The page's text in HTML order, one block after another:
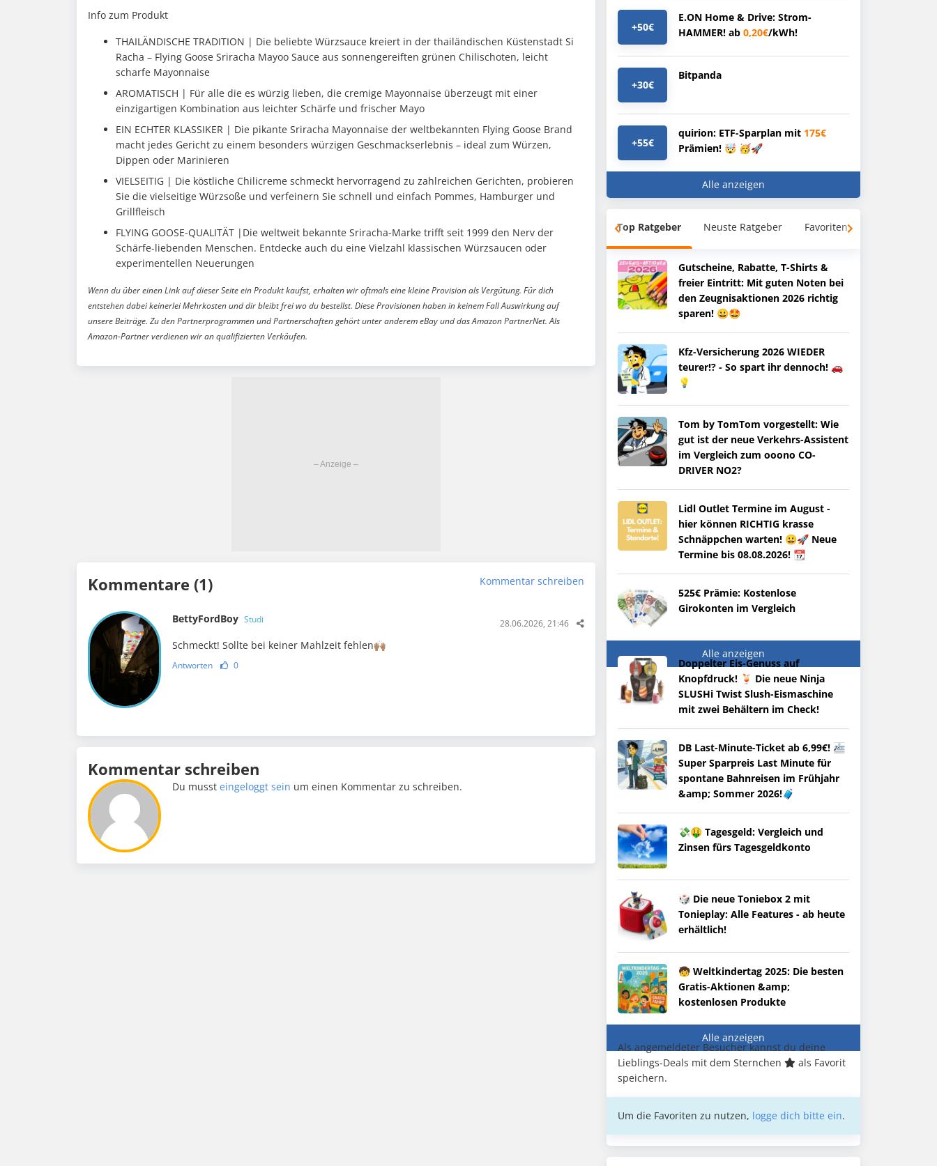
Info zum Produkt
THAILÄNDISCHE TRADITION | Die beliebte Würzsauce kreiert in der thailändischen Küstenstadt Si
Racha – Flying Goose Sriracha Mayoo Sauce aus sonnengereiften grünen Chilischoten, leicht
scharfe Mayonnaise
AROMATISCH | Für alle die es würzig lieben, die cremige Mayonnaise überzeugt mit einer
einzigartigen Kombination aus leichter Schärfe und frischer Mayo
EIN ECHTER KLASSIKER | Die pikante Sriracha Mayonnaise der weltbekannten Flying Goose Brand
macht jedes Gericht zu einem besonders würzigen Geschmackserlebnis – ideal zum Würzen,
Dippen oder Marinieren
VIELSEITIG | Die köstliche Chilicreme schmeckt hervorragend zu zahlreichen Gerichten, probieren
Sie die vielseitige Würzsoße und verfeinern Sie schnell und einfach Pommes, Hamburger und
Grillfleisch
FLYING GOOSE-QUALITÄT |Die weltweit bekannte Sriracha-Marke trifft seit 1999 den Nerv der
Schärfe-liebenden Menschen. Entdecke auch du eine Vielzahl klassischen Würzsaucen oder
experimentellen Neuerungen
Wenn du über einen Link auf dieser Seite ein Produkt kaufst, erhalten wir oftmals eine kleine Provision als Vergütung. Für dich
entstehen dabei keinerlei Mehrkosten und dir bleibt frei wo du bestellst. Diese Provisionen haben in keinem Fall Auswirkung auf
unsere Beiträge. Zu den Partnerprogrammen und Partnerschaften gehört unter anderem eBay und das Amazon PartnerNet. Als
Amazon-Partner verdienen wir an qualifizierten Verkäufen.
Kommentare (1) Kommentar schreiben
BettyFordBoy Studi 28.06.2026, 21:46
Schmeckt! Sollte bei keiner Mahlzeit fehlen🙌🏽
Antworten 0
Kommentar schreiben
Du mussteingeloggt sein um einen Kommentar zu schreiben.
+50€
E.ON Home & Drive: Strom-
HAMMER! ab 0,20€/kWh!
+30€
Bitpanda
+55€
quirion: ETF-Sparplan mit 175€
Prämien! 🤯 🥳🚀
Alle anzeigen
Top Ratgeber Neuste Ratgeber Favoriten
Gutscheine, Rabatte, T-Shirts &
freier Eintritt: Mit guten Noten bei
den Zeugnisaktionen 2026 richtig
sparen! 😀🤩
Kfz-Versicherung 2026 WIEDER
teurer!? - So spart ihr dennoch! 🚗
💡
Tom by TomTom vorgestellt: Wie
gut ist der neue Verkehrs-Assistent
im Vergleich zum ooono CO-
DRIVER NO2?
Lidl Outlet Termine im August -
hier können RICHTIG krasse
Schnäppchen warten! 😀🚀 Neue
Termine bis 08.08.2026! 📆
525€ Prämie: Kostenlose
Girokonten im Vergleich
Alle anzeigen
Doppelter Eis-Genuss auf
Knopfdruck! 🍹 Die neue Ninja
SLUSHi Twist Slush-Eismaschine
mit zwei Behältern im Check!
DB Last-Minute-Ticket ab 6,99€! 🚈
Super Sparpreis Last Minute für
spontane Bahnreisen im Frühjahr
&amp; Sommer 2026!🧳
💸🤑 Tagesgeld: Vergleich und
Zinsen fürs Tagesgeldkonto
🎲 Die neue Toniebox 2 mit
Tonieplay: Alle Features - ab heute
erhältlich!
🧒 Weltkindertag 2025: Die besten
Gratis-Aktionen &amp;
kostenlosen Produkte
Alle anzeigen
Als angemeldeter Besucher kannst du deine
Lieblings-Deals mit dem Sternchen
als Favorit
speichern.
Um die Favoriten zu nutzen, logge dich bitte ein.